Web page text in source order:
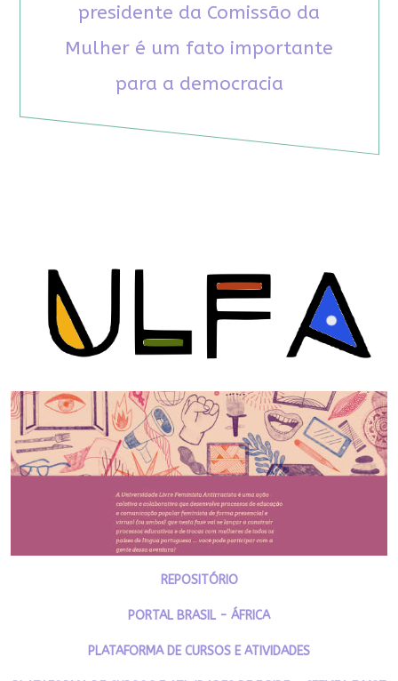
presidente da Comissão da
Mulher é um fato importante
para a democracia
REPOSITÓRIO
PORTAL BRASIL - ÁFRICA
PLATAFORMA DE CURSOS E ATIVIDADES